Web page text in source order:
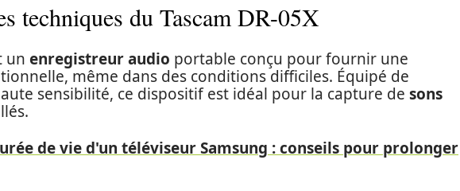
techniques du Tascam DR-05X
un enregistreur audio portable conçu pour fournir une
même dans des conditions difficiles. Équipé de
sensibilité, ce dispositif est idéal pour la capture de sons
de vie d'un téléviseur Samsung : conseils pour prolonger